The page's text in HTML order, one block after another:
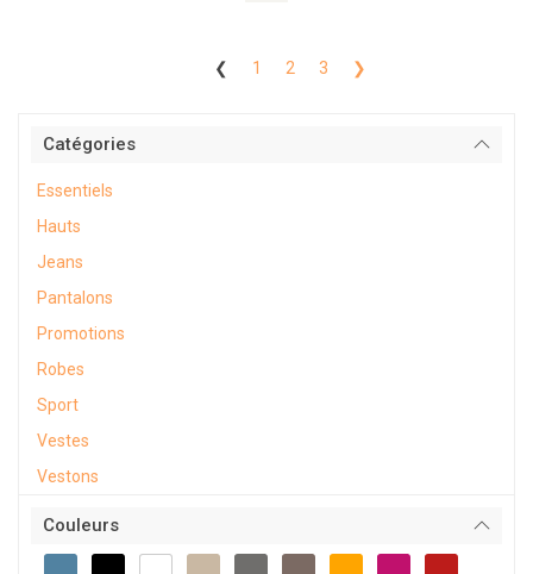
Catégories
Essentiels
Hauts
Jeans
Pantalons
Promotions
Robes
Sport
Vestes
Vestons
Couleurs
❮ 1 2 3 ❯